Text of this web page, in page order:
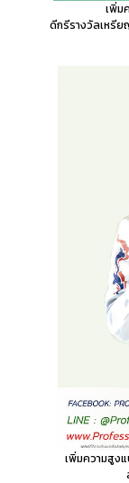
เพิ่ม
ดีกรีรางวัลเหรีย
เพิ่มความสูง